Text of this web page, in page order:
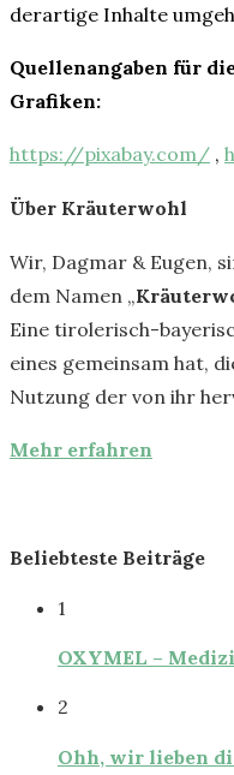
derartige Inhalte
Quellenangaben für
Grafiken:
https://pixabay.com/ ,
Über Kräuterwohl
Wir, Dagmar & Eugen,
dem Namen „
Eine tirolerisch-
eines gemeinsam hat,
Nutzung der von ihr
Mehr erfahren
Beliebteste Beiträge
1
OXYMEL –
2
Ohh, wir lieben